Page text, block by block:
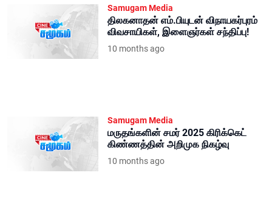
Samugam Media
திலகனாதன் எம்.பியுடன் விநாயகர்புரம்
விவசாயிகள், இளைஞர்கள் சந்திப்பு!
10 months ago
Samugam Media
மருதங்களின் சமர் 2025 கிரிக்கெட்
கிண்ணத்தின் அறிமுக நிகழ்வு
10 months ago